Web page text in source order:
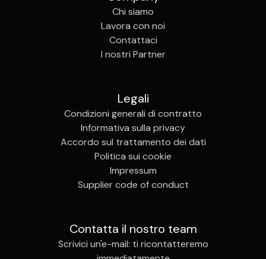
Chi siamo
Lavora con noi
Contattaci
I nostri Partner
Legali
Condizioni generali di contratto
Informativa sulla privacy
Accordo sul trattamento dei dati
Politica sui cookie
Impressum
Supplier code of conduct
Contatta il nostro team
Scrivici un'e-mail: ti ricontatteremo